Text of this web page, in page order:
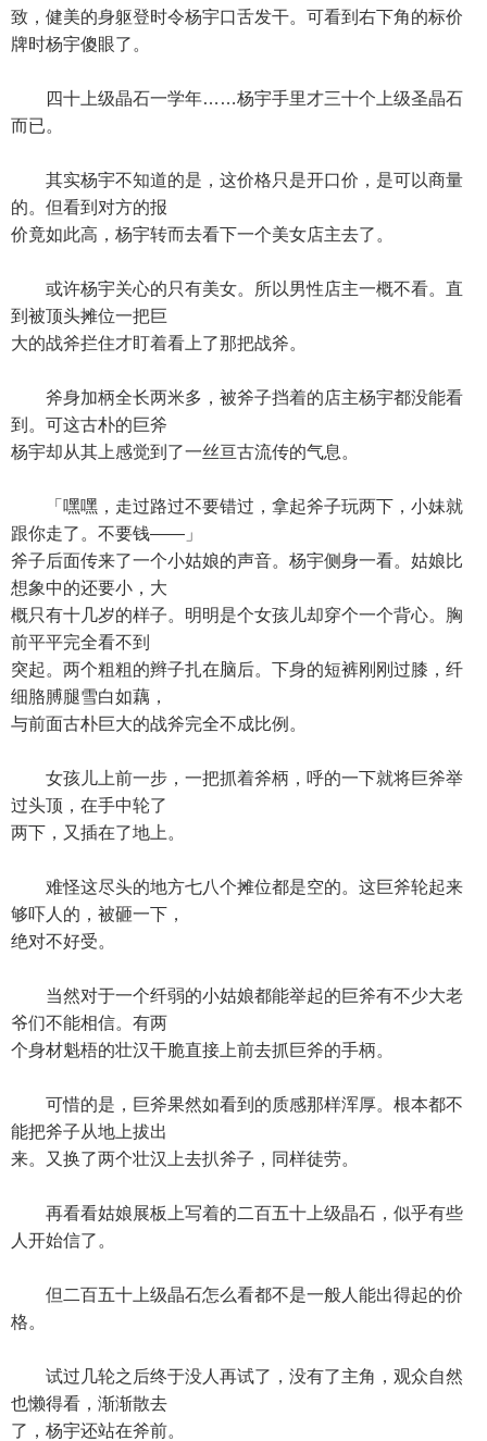
致，健美的身躯登时令杨宇口舌发干。可看到右下角的标价
牌时杨宇傻眼了。
四十上级晶石一学年……杨宇手里才三十个上级圣晶石
而已。
其实杨宇不知道的是，这价格只是开口价，是可以商量
的。但看到对方的报
价竟如此高，杨宇转而去看下一个美女店主去了。
或许杨宇关心的只有美女。所以男性店主一概不看。直
到被顶头摊位一把巨
大的战斧拦住才盯着看上了那把战斧。
斧身加柄全长两米多，被斧子挡着的店主杨宇都没能看
到。可这古朴的巨斧
杨宇却从其上感觉到了一丝亘古流传的气息。
「嘿嘿，走过路过不要错过，拿起斧子玩两下，小妹就
跟你走了。不要钱——」
斧子后面传来了一个小姑娘的声音。杨宇侧身一看。姑娘比
想象中的还要小，大
概只有十几岁的样子。明明是个女孩儿却穿个一个背心。胸
前平平完全看不到
突起。两个粗粗的辫子扎在脑后。下身的短裤刚刚过膝，纤
细胳膊腿雪白如藕，
与前面古朴巨大的战斧完全不成比例。
女孩儿上前一步，一把抓着斧柄，呼的一下就将巨斧举
过头顶，在手中轮了
两下，又插在了地上。
难怪这尽头的地方七八个摊位都是空的。这巨斧轮起来
够吓人的，被砸一下，
绝对不好受。
当然对于一个纤弱的小姑娘都能举起的巨斧有不少大老
爷们不能相信。有两
个身材魁梧的壮汉干脆直接上前去抓巨斧的手柄。
可惜的是，巨斧果然如看到的质感那样浑厚。根本都不
能把斧子从地上拔出
来。又换了两个壮汉上去扒斧子，同样徒劳。
再看看姑娘展板上写着的二百五十上级晶石，似乎有些
人开始信了。
但二百五十上级晶石怎么看都不是一般人能出得起的价
格。
试过几轮之后终于没人再试了，没有了主角，观众自然
也懒得看，渐渐散去
了，杨宇还站在斧前。